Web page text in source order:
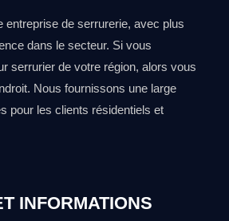
entreprise de serrurerie, avec plus
dans le secteur. Si vous
serrurier de votre région, alors vous
Nous fournissons une large
pour les clients résidentiels et
INFORMATIONS